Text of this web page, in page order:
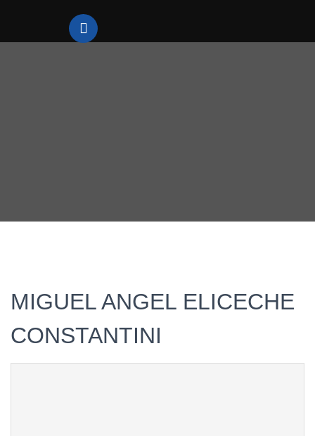
MIGUEL ANGEL ELICECHE
CONSTANTINI